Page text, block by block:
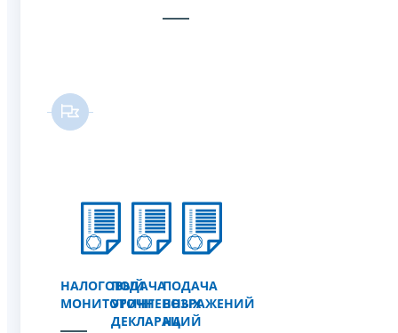
НАЛОГОВЫЙ
МОНИТОРИНГ
ПОДАЧА
УТОЧНЕННЫХ
ДЕКЛАРАЦИЙ
ПОДАЧА
ВОЗРАЖЕНИЙ
НА